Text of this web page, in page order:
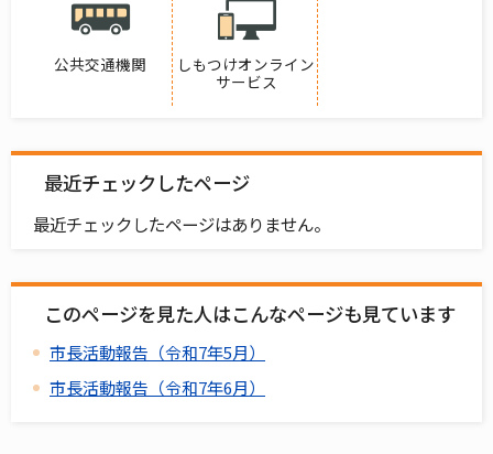
公共交通機関
しもつけオンライン
サービス
最近チェックしたページ
最近チェックしたページはありません。
このページを見た人はこんなページも見ています
市長活動報告（令和7年5月）
市長活動報告（令和7年6月）